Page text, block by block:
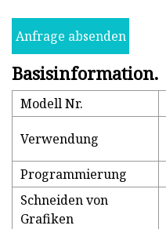
Anfrage absenden
Basisinformation.
Modell Nr.
Verwendung
Programmierung
Schneiden von
Grafiken